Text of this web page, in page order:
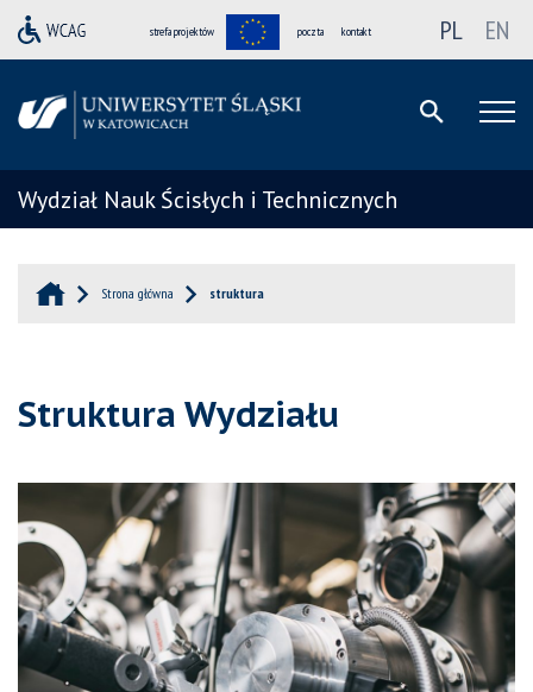
strefa projektów poczta kontakt PL EN
Wydział Nauk Ścisłych i Technicznych
Strona główna struktura
Struktura Wydziału